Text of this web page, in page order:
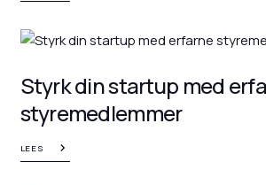
Styrk din startup med
styremedlemmer
LEES